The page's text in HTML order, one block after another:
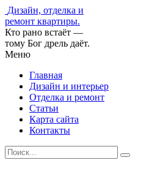
Дизайн, отделка и
ремонт квартиры.
Кто рано встаёт —
тому Бог дрель даёт.
Меню
Главная
Дизайн и интерьер
Отделка и ремонт
Статьи
Карта сайта
Контакты